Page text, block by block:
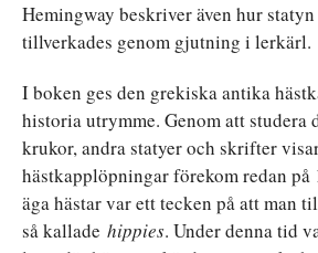
Hemingway beskriver även hur
tillverkades genom gjutning i lerkärl.
I boken ges den grekiska antika
historia utrymme. Genom att studera
krukor, andra statyer och skrifter
hästkapplöpningar förekom redan
äga hästar var ett tecken på att man
så kallade hippies. Under denna tid